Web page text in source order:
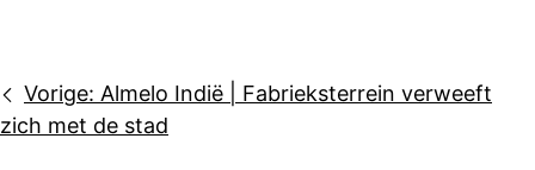
Bericht
navigatie
Vorige: Almelo Indië | Fabrieksterrein verweeft
zich met de stad